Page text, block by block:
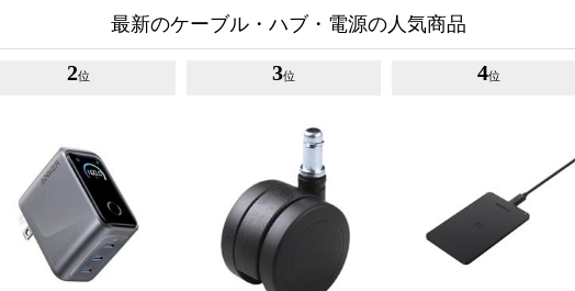
最新のケーブル・ハブ・電源の人気商品
2位 3位 4位